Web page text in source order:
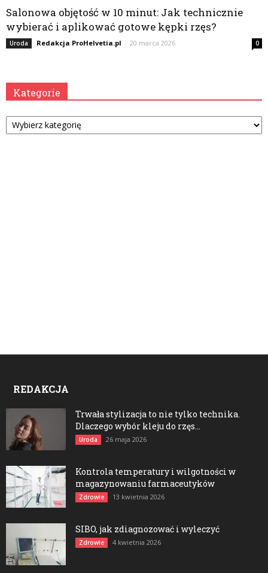
Salonowa objętość w 10 minut: Jak technicznie
wybierać i aplikować gotowe kępki rzęs?
Uroda Redakcja ProHelvetia.pl - 20 marca 2026 0
Kategorie
Kategorie
REDAKCJA
Trwała stylizacja to nie tylko technika.
Dlaczego wybór kleju do rzęs...
Uroda 26 maja 2026
Kontrola temperatury i wilgotności w
magazynowaniu farmaceutyków
Zdrowie 13 kwietnia 2026
SIBO, jak zdiagnozować i wyleczyć
Zdrowie 4 kwietnia 2026